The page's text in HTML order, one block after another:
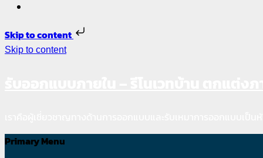
Skip to content
Skip to content
Primary Menu